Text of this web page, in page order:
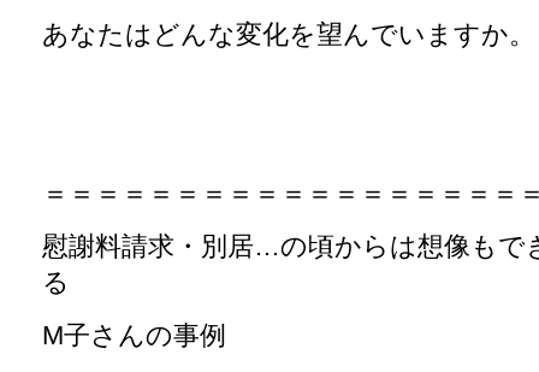
あなたはどんな変化を望んでいますか。
＝＝＝＝＝＝＝＝＝＝＝＝＝＝＝＝＝＝
慰謝料請求・別居…の頃からは想像もで
る
M子さんの事例